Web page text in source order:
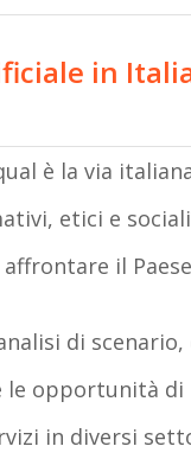
in
è la via
etici e
il
di
le opportunità
in diversi